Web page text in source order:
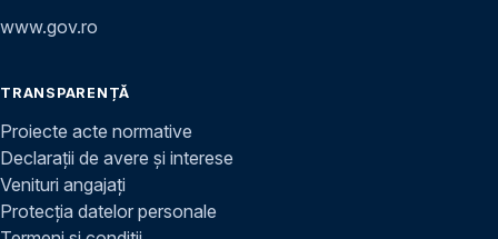
www.gov.ro
TRANSPARENȚĂ
Proiecte acte normative
Declarații de avere și interese
Venituri angajați
Protecția datelor personale